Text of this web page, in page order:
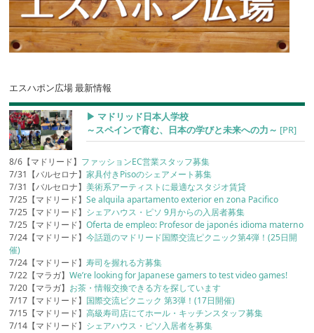
エスハポン広場 最新情報
▶︎ マドリッド日本人学校
～スペインで育む、日本の学びと未来への力～ [PR]
8/6【マドリード】 ファッションEC営業スタッフ募集
7/31【バルセロナ】家具付きPisoのシェアメート募集
7/31【バルセロナ】美術系アーティストに最適なスタジオ賃貸
7/25【マドリード】Se alquila apartamento exterior en zona Pacifico
7/25【マドリード】 シェアハウス・ピソ 9月からの入居者募集
7/25【マドリード】Oferta de empleo: Profesor de japonés idioma materno
7/24【マドリード】今話題のマドリード国際交流ピクニック第4弾！(25日開
催)
7/24【マドリード】寿司を握れる方募集
7/22【マラガ】We’re looking for Japanese gamers to test video games!
7/20【マラガ】 お茶・情報交換できる方を探しています
7/17【マドリード】 国際交流ピクニック 第3弾！(17日開催)
7/15【マドリード】高級寿司店にてホール・キッチンスタッフ募集
7/14【マドリード】 シェアハウス・ピソ入居者を募集